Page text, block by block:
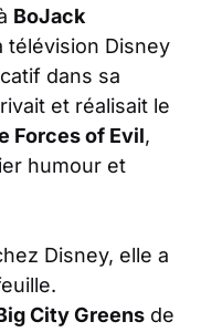
BoJack
télévision Disney
dans sa
et réalisait le
Forces of Evil,
humour et
Disney, elle a
City Greens de